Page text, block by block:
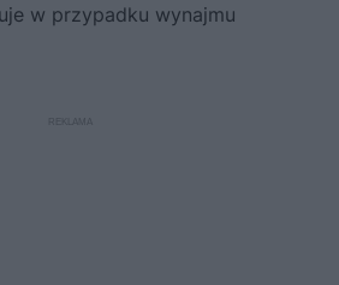
w przypadku wynajmu